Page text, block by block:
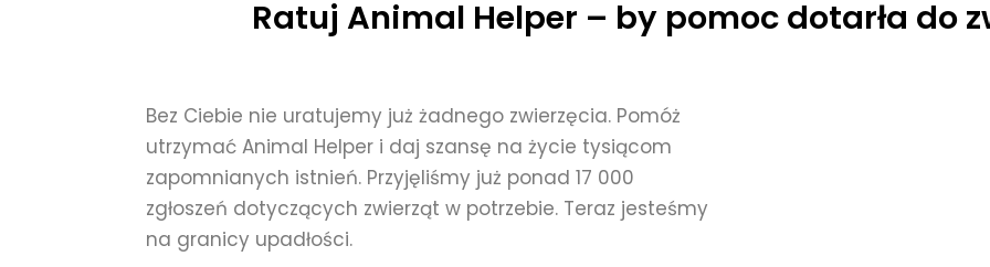
Ratuj Animal Helper – by pomoc dotarła do
Bez Ciebie nie uratujemy już żadnego zwierzęcia. Pomóż
utrzymać Animal Helper i daj szansę na życie tysiącom
zapomnianych istnień. Przyjęliśmy już ponad 17 000
zgłoszeń dotyczących zwierząt w potrzebie. Teraz jesteśmy
na granicy upadłości.